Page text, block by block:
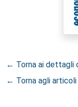
← Torna ai dettagli
← Torna agli articoli